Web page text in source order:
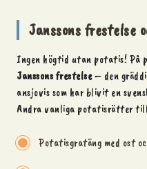
Janssons frestelse
Ingen högtid utan potatis! På
Janssons frestelse– den
ansjovis som har blivit en
Andra vanliga potatisrätter
Potatisgratäng med ost